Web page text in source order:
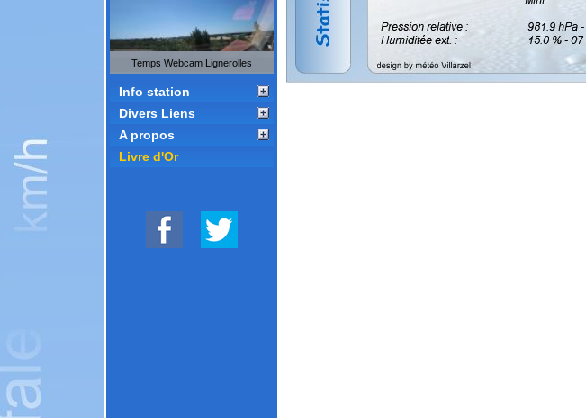
Temps Webcam Lignerolles
Info station
Divers Liens
A propos
Livre d'Or